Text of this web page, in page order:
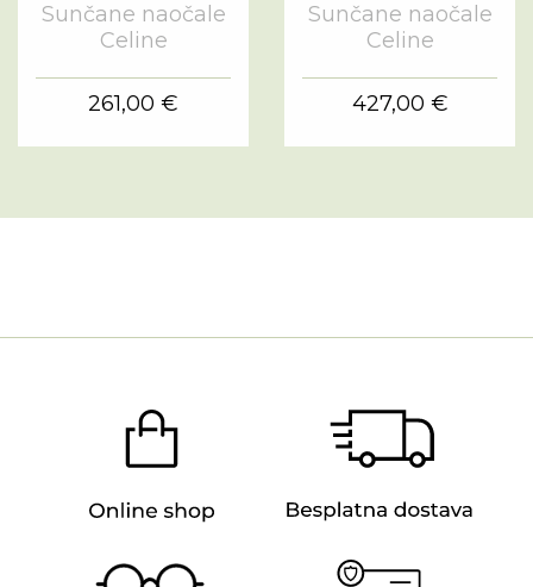
Sunčane naočale
Celine
261,00 €
Sunčane naočale
Celine
427,00 €